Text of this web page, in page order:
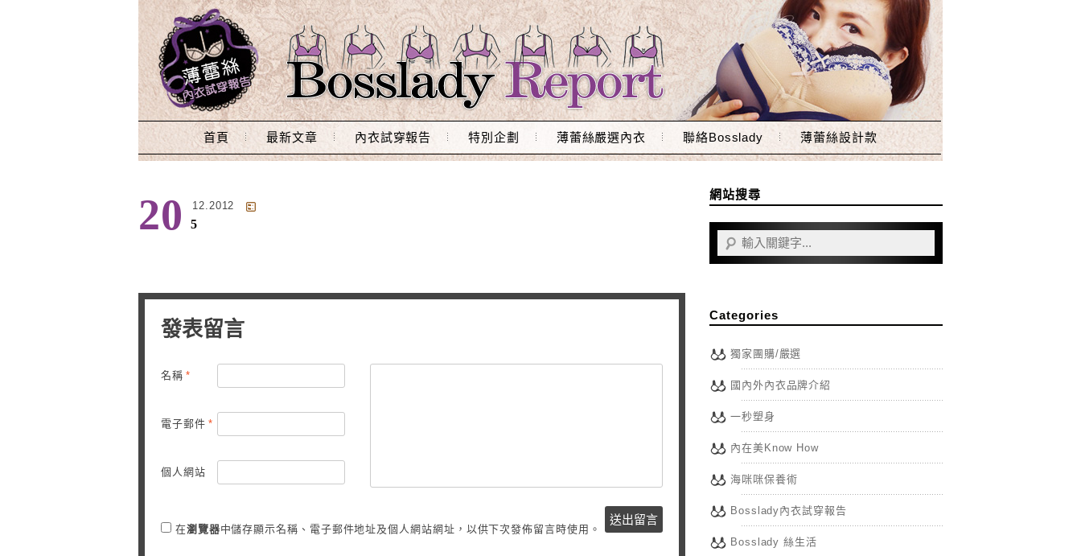
Main Menu
首頁 最新文章 內衣試穿報告 特別企劃 薄蕾絲嚴選內衣 聯絡Bosslady 薄蕾絲設計款
20 12.2012
5
發表留言
名稱 *
電子郵件 *
個人網站
在瀏覽器中儲存顯示名稱、電子郵件地址及個人網站網址，以供下次發佈留言時使用。
網站搜尋
Categories
獨家團購/嚴選
國內外內衣品牌介紹
一秒塑身
內在美Know How
海咪咪保養術
Bosslady內衣試穿報告
Bosslady 絲生活